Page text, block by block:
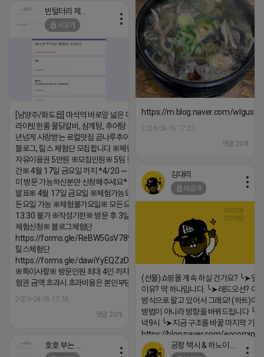
https://m.blog.naver.com/
2026-04-18 17:23
댓글:20개
비공개
[남양주/화도읍] 마석역 바로앞 넓은 매장과, 프
라이빗한룸 물닭갈비, 삼계탕, 추어탕 맛집 10
년넘게 사랑받는 로컬맛집 곰나루추어탕에서
블로그, 릴스 체험단 모집합니다 ※체험메뉴※
자유이용권 5만원 ※모집인원※ 5팀 ※모집기
간※ 4월 17일 금요일 까지 *4/20 ~ 4/26 사
이 방문 가능하신분만 신청해주세요* ※체험단
발표※ 4월 17일 금요일 ※체험가능요일※ 모
든요일 가능 ※체험불가요일※ 모든요일 12 ~
13:30 불가 ※작성기한※ 방문 후 3일 이내 ※
체험신청※ 블로그체험단
https://forms.gle/ReBW5GsV789ur2Pz6
릴스체험단
https://forms.gle/dawiYyEQZzDdqf8W8
※특이사항※ 방문인원 최대 4인 까지 가능 체
험권 금액 초과시 초과비용은 본인부담입니다.
2026-04-18 17:18
댓글:20개
김대리
비공개
(선물)쇼핑몰 계속 하실 건가요? ╰➤열
이유? 딱 하나입니다. ╰➤레드오션? 아
방식으로 팔고 있어서 그래요! (하트)이
방법이 아니라 방향을 바꿔드립니다
녁9시 ╰➤지금 구조를 바꿀 마지막 기회
https://blog.naver.com/eocomim/
2026-04-18 17:15